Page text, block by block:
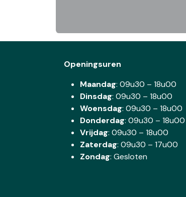
Openingsuren
Maandag: 09u30 – 18u00
Dinsdag: 09u30 – 18u00
Woensdag: 09u30 – 18u00
Donderdag: 09u30 – 18u00
Vrijdag: 09u30 – 18u00
Zaterdag: 09u30 – 17u00
Zondag: Gesloten